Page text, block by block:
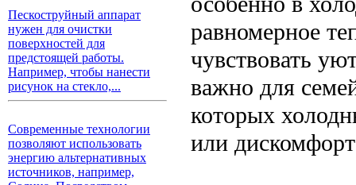
Пескоструйный аппарат
нужен для очистки
поверхностей для
предстоящей работы.
Например, чтобы нанести
рисунок на стекло,...
Современные технологии
позволяют использовать
энергию альтернативных
источников, например,
равномерное
чувствовать
важно для
которых
или